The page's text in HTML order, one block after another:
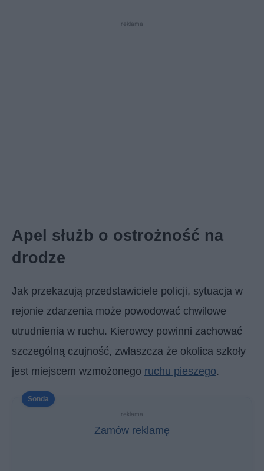
reklama
Apel służb o ostrożność na
drodze
Jak przekazują przedstawiciele policji, sytuacja w
rejonie zdarzenia może powodować chwilowe
utrudnienia w ruchu. Kierowcy powinni zachować
szczególną czujność, zwłaszcza że okolica szkoły
jest miejscem wzmożonego ruchu pieszego.
reklama
Zamów reklamę